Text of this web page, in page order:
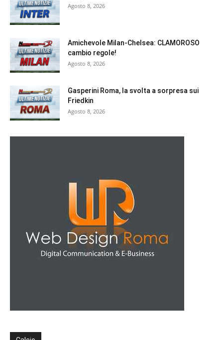
Agosto 8, 2026
Amichevole Milan-Chelsea: CLAMOROSO
cambio regole!
Agosto 8, 2026
Gasperini Roma, la svolta a sorpresa sui
Friedkin
Agosto 8, 2026